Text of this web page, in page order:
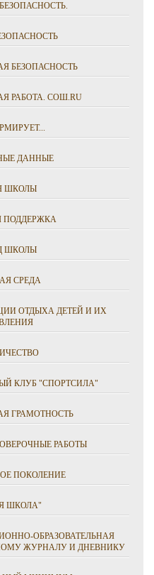
БЕЗОПАСНОСТЬ
РАБОТА. СОШ.RU
ДАННЫЕ
ШКОЛЫ
ПОДДЕРЖКА
ШКОЛЫ
СРЕДА
ОТДЫХА ДЕТЕЙ И ИХ
КЛУБ "СПОРТСИЛА"
ГРАМОТНОСТЬ
РАБОТЫ
ПОКОЛЕНИЕ
ШКОЛА"
ОБРАЗОВАТЕЛЬНАЯ
ЖУРНАЛУ И ДНЕВНИКУ